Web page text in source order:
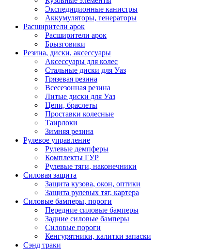
Экспедиционные канистры
Аккумуляторы, генераторы
Расширители арок
Расширители арок
Брызговики
Резина, диски, аксессуары
Аксессуары для колес
Стальные диски для Уаз
Грязевая резина
Всесезонная резина
Литые диски для Уаз
Цепи, браслеты
Проставки колесные
Таирлоки
Зимняя резина
Рулевое управление
Рулевые демпферы
Комплекты ГУР
Рулевые тяги, наконечники
Силовая защита
Защита кузова, окон, оптики
Защита рулевых тяг, картера
Силовые бамперы, пороги
Передние силовые бамперы
Задние силовые бамперы
Силовые пороги
Кенгурятники, калитки запаски
Сэнд траки